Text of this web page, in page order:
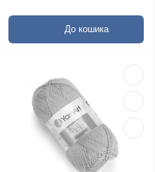
До кошика